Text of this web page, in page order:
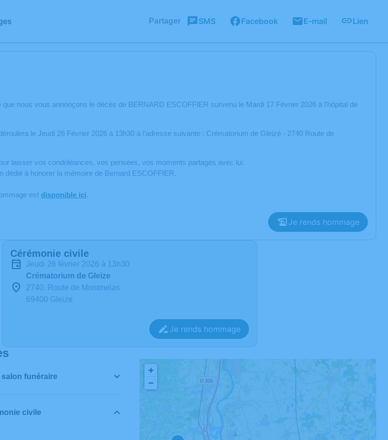
Partager SMS Facebook E-mail Lien
que nous vous annonçons le décès de BERNARD ESCOFFIER survenu le Mardi 17 Février 2026 à l'hôpital de
le Jeudi 26 Février 2026 à 13h30 à l’adresse suivante : Crématorium de Gleizé - 2740 Route de
laisser vos condoléances, vos pensées, vos moments partagés avec lui.
dédié à honorer la mémoire de Bernard ESCOFFIER.
est disponible ici.
Je rends hommage
Cérémonie civile
jeudi 26 février 2026 à 13h30
Crématorium de Gleize
2740, Route de Montmelas
69400 Gleize
Je rends hommage
salon funéraire
civile
+
−